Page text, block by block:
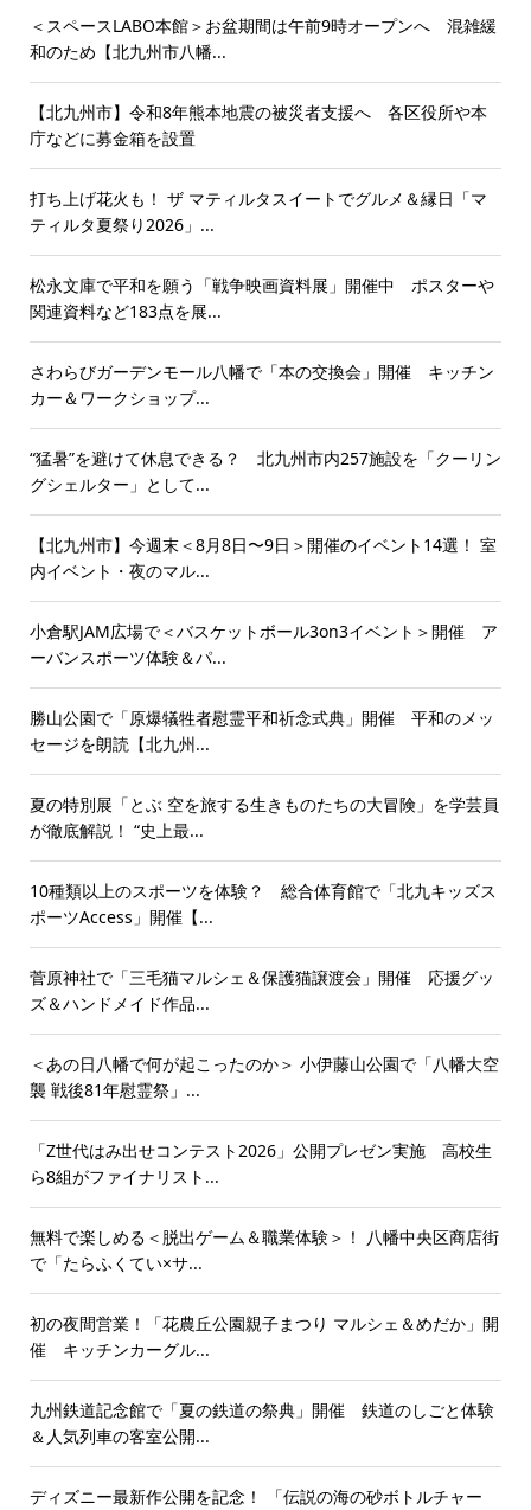
＜スペースLABO本館＞お盆期間は午前9時オープンへ 混雑緩
和のため【北九州市八幡...
【北九州市】令和8年熊本地震の被災者支援へ 各区役所や本
庁などに募金箱を設置
打ち上げ花火も！ ザ マティルタスイートでグルメ＆縁日「マ
ティルタ夏祭り2026」...
松永文庫で平和を願う「戦争映画資料展」開催中 ポスターや
関連資料など183点を展...
さわらびガーデンモール八幡で「本の交換会」開催 キッチン
カー＆ワークショップ...
“猛暑”を避けて休息できる？ 北九州市内257施設を「クーリン
グシェルター」として...
【北九州市】今週末＜8月8日〜9日＞開催のイベント14選！ 室
内イベント・夜のマル...
小倉駅JAM広場で＜バスケットボール3on3イベント＞開催 ア
ーバンスポーツ体験＆パ...
勝山公園で「原爆犠牲者慰霊平和祈念式典」開催 平和のメッ
セージを朗読【北九州...
夏の特別展「とぶ 空を旅する生きものたちの大冒険」を学芸員
が徹底解説！ “史上最...
10種類以上のスポーツを体験？ 総合体育館で「北九キッズス
ポーツAccess」開催【...
菅原神社で「三毛猫マルシェ＆保護猫譲渡会」開催 応援グッ
ズ＆ハンドメイド作品...
＜あの日八幡で何が起こったのか＞ 小伊藤山公園で「八幡大空
襲 戦後81年慰霊祭」...
「Z世代はみ出せコンテスト2026」公開プレゼン実施 高校生
ら8組がファイナリスト...
無料で楽しめる＜脱出ゲーム＆職業体験＞！ 八幡中央区商店街
で「たらふくてい×サ...
初の夜間営業！「花農丘公園親子まつり マルシェ＆めだか」開
催 キッチンカーグル...
九州鉄道記念館で「夏の鉄道の祭典」開催 鉄道のしごと体験
＆人気列車の客室公開...
ディズニー最新作公開を記念！ 「伝説の海の砂ボトルチャー